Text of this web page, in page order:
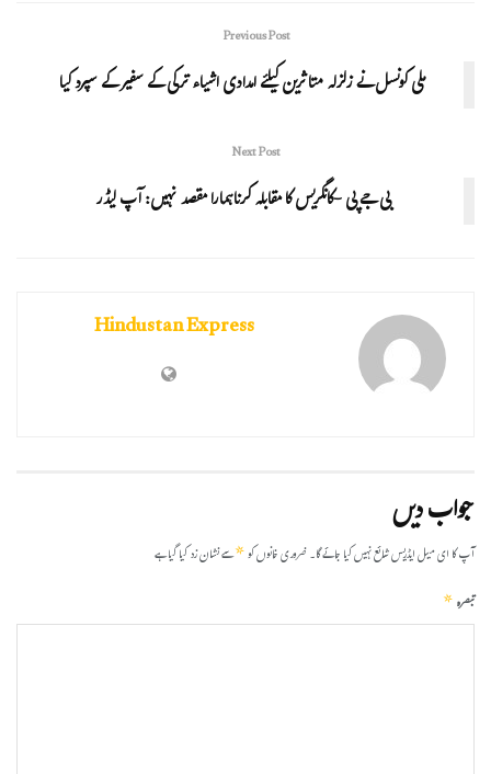
Previous Post
ملی کونسل نے زلزلہ متاثرین کیلئے امدادی اشیاء ترکی کے سفیر کے سپرد کیا
Next Post
بی جے پی -کانگریس کا مقابلہ کرناہمارا مقصد نہیں: آپ لیڈر
Hindustan Express
جواب دیں
آپ کا ای میل ایڈریس شائع نہیں کیا جائے گا۔ضروری خانوں کو*سے نشان زد کیا گیا ہے
تبصرہ*